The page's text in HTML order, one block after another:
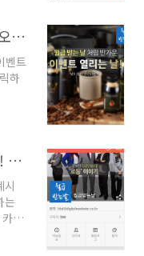
목요
카카오스토리채널 '월급받는날' 오픈기념 이벤트
벤트
하
[카카오스토리채널] 레알 뼈공감! 직딩들의 회사 이야기 '월급받는날'
시
는
카